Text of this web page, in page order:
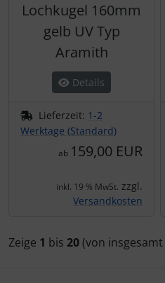
Lochkugel 160mm
gelb UV Typ
Aramith
Details
Lieferzeit: 1-2
Werktage (Standard)
ab 159,00 EUR
inkl. 19 % MwSt. zzgl.
Versandkosten
Zeige 1 bis 20 (von insgesamt